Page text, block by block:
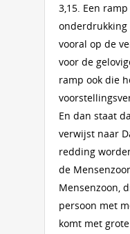
3,15. Een
onderdrukking
vooral op de
voor de
ramp ook die
En dan staat
verwijst naar
redding
de
Mensenzoon,
persoon met
komt met